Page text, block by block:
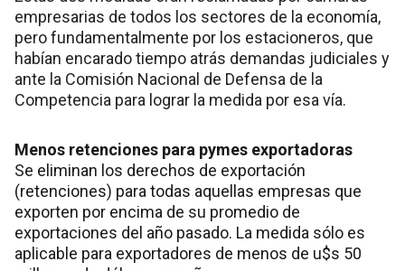
empresarias de todos los sectores de la economía,
pero fundamentalmente por los estacioneros, que
habían encarado tiempo atrás demandas judiciales y
ante la Comisión Nacional de Defensa de la
Competencia para lograr la medida por esa vía.
Menos retenciones para pymes exportadoras
Se eliminan los derechos de exportación
(retenciones) para todas aquellas empresas que
exporten por encima de su promedio de
exportaciones del año pasado. La medida sólo es
aplicable para exportadores de menos de u$s 50